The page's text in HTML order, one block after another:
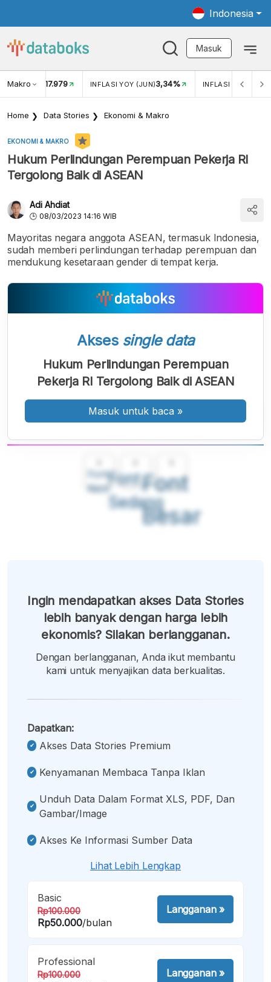
Indonesia
Masuk
Makro
USD/IDR 17.979 INFLASI YOY (JUN)3,34% INFLASI MOM
Home Data Stories Ekonomi & Makro
EKONOMI & MAKRO
Hukum Perlindungan Perempuan Pekerja RI
Tergolong Baik di ASEAN
Adi Ahdiat
08/03/2023 14:16 WIB
Mayoritas negara anggota ASEAN, termasuk Indonesia,
sudah memberi perlindungan terhadap perempuan dan
mendukung kesetaraan gender di tempat kerja.
Font
Kecil
Font
Sedang
Font
Besar
Akses single data
Hukum Perlindungan Perempuan
Pekerja RI Tergolong Baik di ASEAN
Masuk untuk baca »
Ingin mendapatkan akses Data Stories
lebih banyak dengan harga lebih
ekonomis? Silakan berlangganan.
Dengan berlangganan, Anda ikut membantu
kami untuk menyajikan data berkualitas.
Dapatkan:
Akses Data Stories Premium
Kenyamanan Membaca Tanpa Iklan
Unduh Data Dalam Format XLS, PDF, Dan
Gambar/image
Akses Ke Informasi Sumber Data
Lihat Lebih Lengkap
Basic
Rp100.000
Rp50.000/bulan
Langganan»
Professional
Rp100.000 Langganan»